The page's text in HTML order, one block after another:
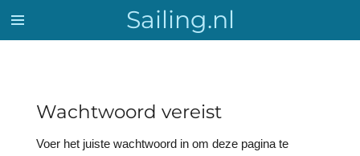
Ga
Sailing.nl
Wachtwoord vereist
Voer het juiste wachtwoord in om deze pagina te